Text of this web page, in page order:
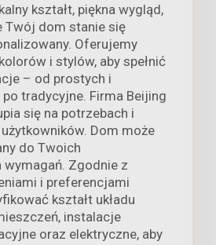
kształt, piękna wygląd,
Twój dom stanie się
Oferujemy
i stylów, aby spełnić
– od prostych i
tradycyjne. Firma Beijing
się na potrzebach i
Dom może
do Twoich
wymagań. Zgodnie z
i preferencjami
kształt układu
instalacje
oraz elektryczne, aby